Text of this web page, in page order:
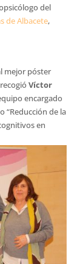
del
de Albacete,
mejor póster
Víctor
encargado
“Reducción de la
en